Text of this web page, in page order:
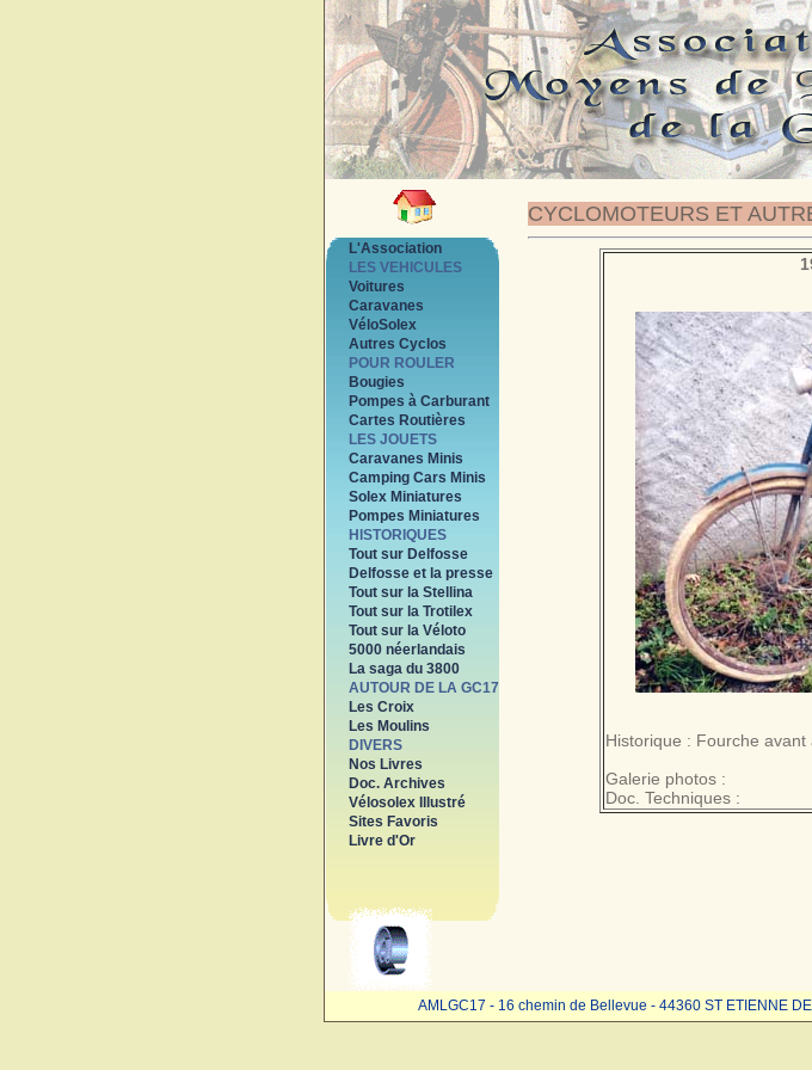
CYCLOMOTEURS ET
L'Association
LES VEHICULES
Voitures
Caravanes
VéloSolex
Autres Cyclos
POUR ROULER
Bougies
Pompes à Carburant
Cartes Routières
LES JOUETS
Caravanes Minis
Camping Cars Minis
Solex Miniatures
Pompes Miniatures
HISTORIQUES
Tout sur Delfosse
Delfosse et la presse
Tout sur la Stellina
Tout sur la Trotilex
Tout sur la Véloto
5000 néerlandais
La saga du 3800
AUTOUR DE LA GC17
Les Croix
Les Moulins
DIVERS
Nos Livres
Doc. Archives
Vélosolex Illustré
Sites Favoris
Livre d'Or
Historique : Fourche avant
Galerie photos :
Doc. Techniques :
AMLGC17 - 16 chemin de Bellevue - 44360 ST ETIENNE